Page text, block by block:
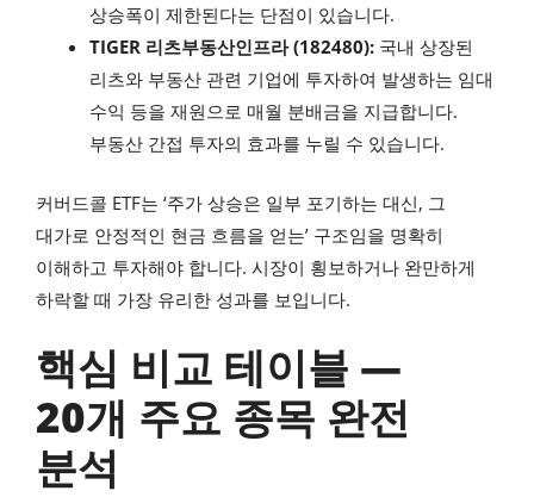
상승폭이 제한된다는 단점이 있습니다.
TIGER 리츠부동산인프라 (182480): 국내 상장된
리츠와 부동산 관련 기업에 투자하여 발생하는 임대
수익 등을 재원으로 매월 분배금을 지급합니다.
부동산 간접 투자의 효과를 누릴 수 있습니다.
커버드콜 ETF는 ‘주가 상승은 일부 포기하는 대신, 그
대가로 안정적인 현금 흐름을 얻는’ 구조임을 명확히
이해하고 투자해야 합니다. 시장이 횡보하거나 완만하게
하락할 때 가장 유리한 성과를 보입니다.
핵심 비교 테이블 —
20개 주요 종목 완전
분석